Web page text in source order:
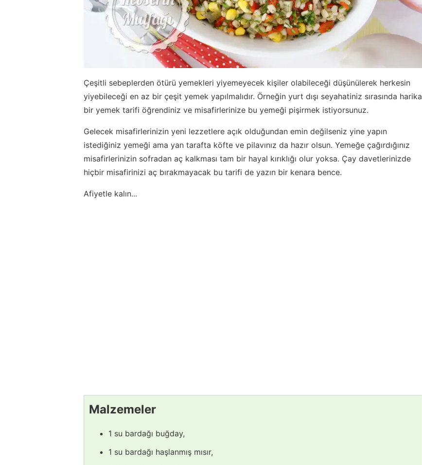
Çeşitli sebeplerden ötürü yemekleri yiyemeyecek kişiler olabileceği düşünülerek herkesin
yiyebileceği en az bir çeşit yemek yapılmalıdır. Örneğin yurt dışı seyahatiniz sırasında harika
bir yemek tarifi öğrendiniz ve misafirlerinize bu yemeği pişirmek istiyorsunuz.
Gelecek misafirlerinizin yeni lezzetlere açık olduğundan emin değilseniz yine yapın
istediğiniz yemeği ama yan tarafta köfte ve pilavınız da hazır olsun. Yemeğe çağırdığınız
misafirlerinizin sofradan aç kalkması tam bir hayal kırıklığı olur yoksa. Çay davetlerinizde
hiçbir misafirinizi aç bırakmayacak bu tarifi de yazın bir kenara bence.
Afiyetle kalın...
Malzemeler
1 su bardağı buğday,
1 su bardağı haşlanmış mısır,